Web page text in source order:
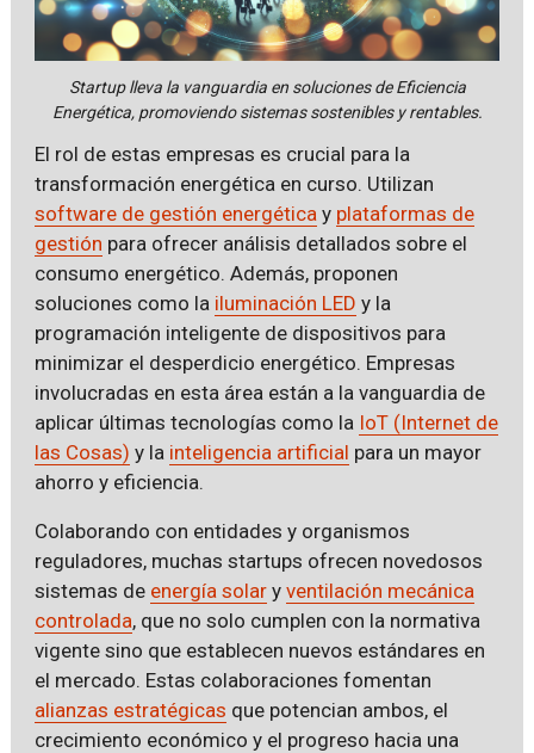
Startup lleva la vanguardia en soluciones de Eficiencia
Energética, promoviendo sistemas sostenibles y rentables.
El rol de estas empresas es crucial para la
transformación energética en curso. Utilizan
software de gestión energética y plataformas de
gestión para ofrecer análisis detallados sobre el
consumo energético. Además, proponen
soluciones como la iluminación LED y la
programación inteligente de dispositivos para
minimizar el desperdicio energético. Empresas
involucradas en esta área están a la vanguardia de
aplicar últimas tecnologías como la IoT (Internet de
las Cosas) y la inteligencia artificial para un mayor
ahorro y eficiencia.
Colaborando con entidades y organismos
reguladores, muchas startups ofrecen novedosos
sistemas de energía solary ventilación mecánica
controlada, que no solo cumplen con la normativa
vigente sino que establecen nuevos estándares en
el mercado. Estas colaboraciones fomentan
alianzas estratégicas que potencian ambos, el
crecimiento económico y el progreso hacia una